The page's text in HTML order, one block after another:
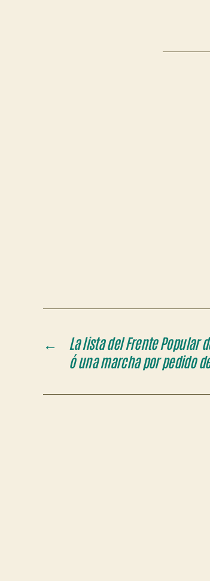
←
La lista del Frente Popular
ó una marcha por pedido